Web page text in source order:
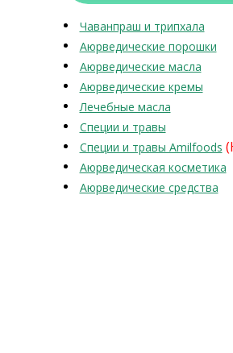
Чаванпраш и трипхала
Аюрведические порошки
Аюрведические масла
Аюрведические кремы
Лечебные масла
Специи и травы
Специи и травы Amilfoods
Аюрведическая косметика
Аюрведические средства